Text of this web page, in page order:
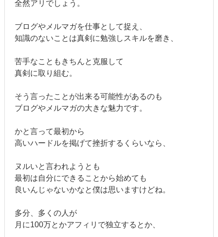
全然アリでしょう。
ブログやメルマガを仕事として捉え、
知識のないことは真剣に勉強しスキルを磨き、
苦手なこともきちんと克服して
真剣に取り組む。
そう言ったことが出来る可能性があるのも
ブログやメルマガの大きな魅力です。
かと言って最初から
高いハードルを掲げて挫折するくらいなら、
ヌルいと言われようとも
最初は自分にできることから始めても
良いんじゃないかなと僕は思いますけどね。
多分、多くの人が
月に100万とかアフィリで独立するとか、